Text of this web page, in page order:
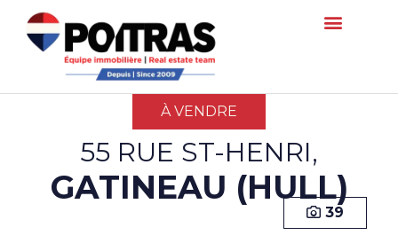
À VENDRE
55 RUE ST-HENRI,
GATINEAU (HULL)
39